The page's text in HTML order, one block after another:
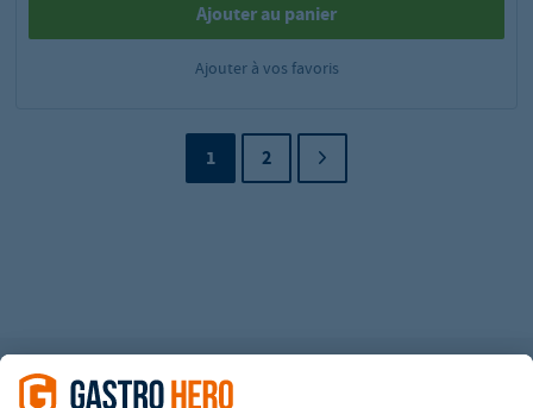
Ajouter au panier
Ajouter à vos favoris
1 2
Modes de paiement